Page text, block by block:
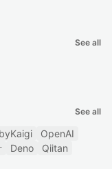
See all
See all
OpenAI
Deno
Qiitan